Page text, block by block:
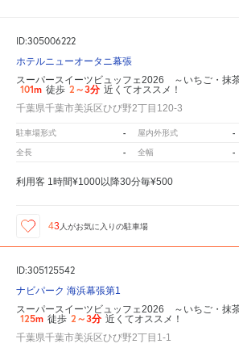
ID:305006222
ホテルニューオータニ幕張
スーパースイーツビュッフェ2026 ～いちご・抹
101m 徒歩 2～3分 近くてオススメ！
千葉県千葉市美浜区ひび野2丁目120-3
駐車場形式 - 屋内外形式 -
全長 - 全幅 -
利用客 1時間¥1000以降30分毎¥500
43 人がお気に入りの駐車場
ID:305125542
ナビパーク 海浜幕張第1
スーパースイーツビュッフェ2026 ～いちご・抹
125m 徒歩 2～3分 近くてオススメ！
千葉県千葉市美浜区ひび野2丁目1-1